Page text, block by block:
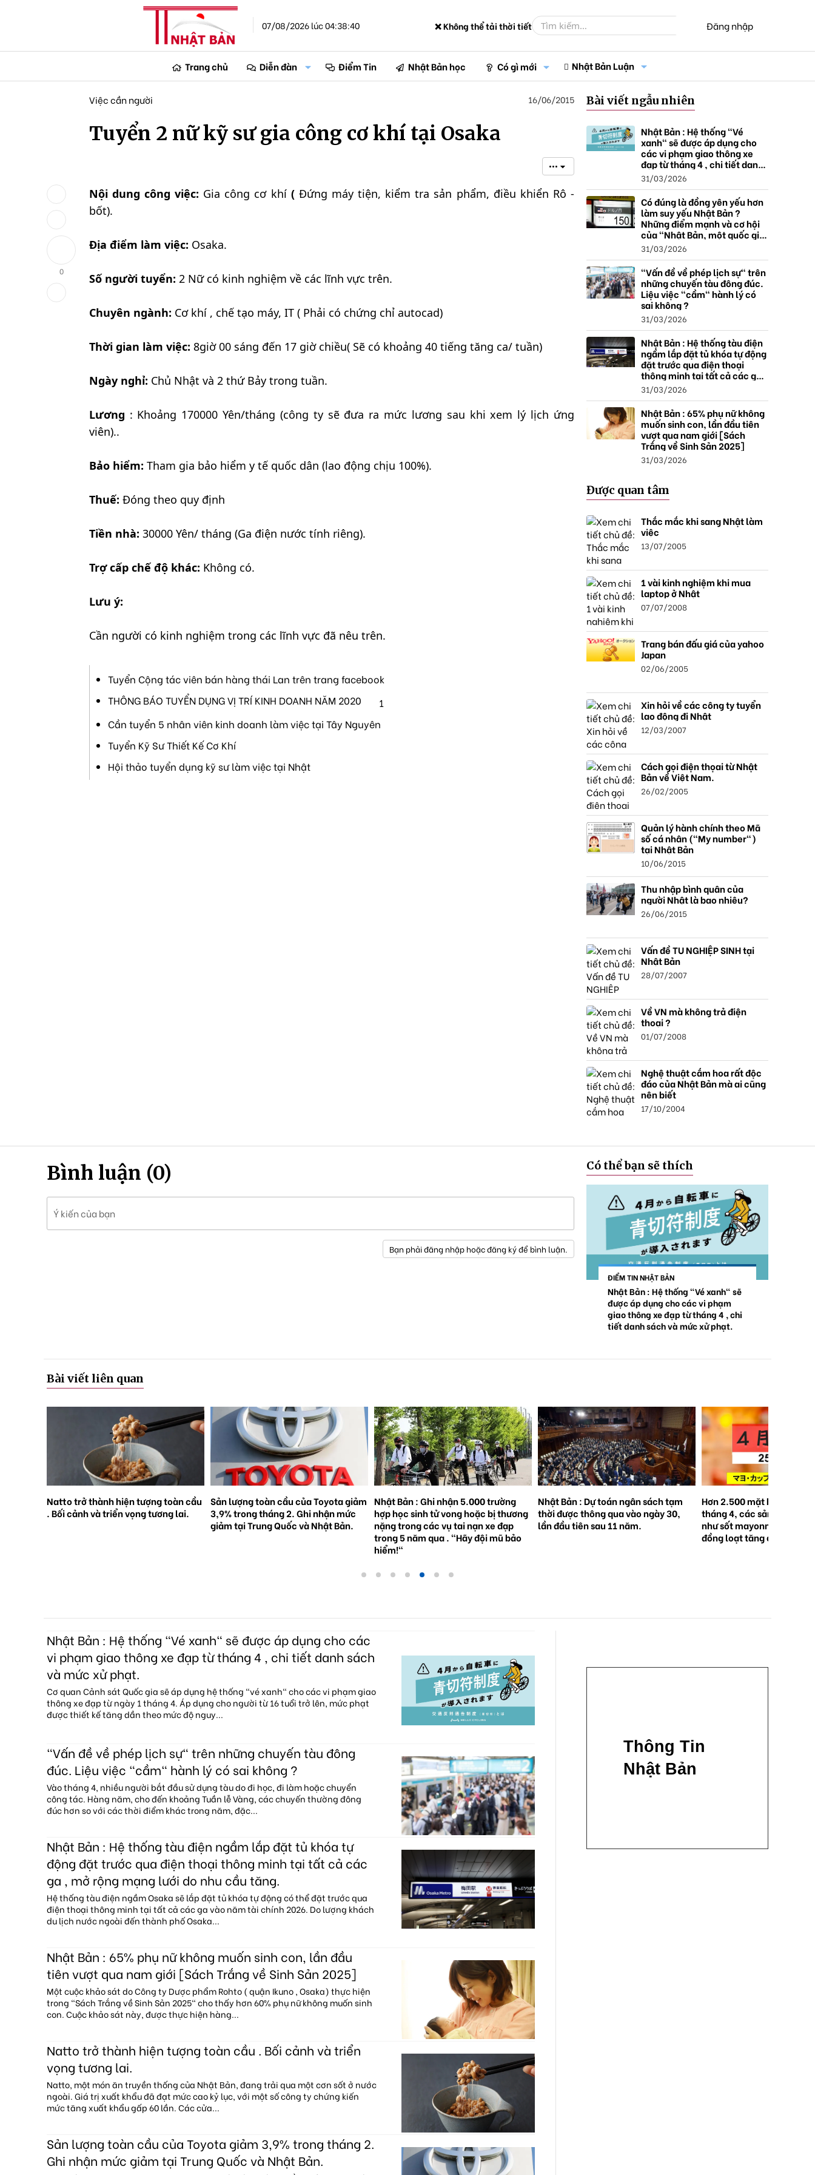
07/08/2026 lúc 04:38:40 ❌ Không thể tải thời tiết Đăng nhập
Trang chủ Diễn đàn Điểm Tin Nhật Bản học Có gì mới Nhật Bản Luận
0
Việc cần người 16/06/2015
Tuyển 2 nữ kỹ sư gia công cơ khí tại Osaka
•••
Nội dung công việc: Gia công cơ khí(Đứng máy tiện, kiểm tra sản phẩm, điều khiển Rô -
bốt).
Địa điểm làm việc: Osaka.
Số người tuyển: 2 Nữ có kinh nghiệm về các lĩnh vực trên.
Chuyên ngành: Cơ khí , chế tạo máy, IT ( Phải có chứng chỉ autocad)
Thời gian làm việc: 8giờ 00 sáng đến 17 giờ chiều( Sẽ có khoảng 40 tiếng tăng ca/ tuần)
Ngày nghỉ: Chủ Nhật và 2 thứ Bảy trong tuần.
Lương : Khoảng 170000 Yên/tháng (công ty sẽ đưa ra mức lương sau khi xem lý lịch ứng
viên)..
Bảo hiểm: Tham gia bảo hiểm y tế quốc dân (lao động chịu 100%).
Thuế: Đóng theo quy định
Tiền nhà: 30000 Yên/ tháng (Ga điện nước tính riêng).
Trợ cấp chế độ khác: Không có.
Lưu ý:
Cần người có kinh nghiệm trong các lĩnh vực đã nêu trên.
Tuyển Cộng tác viên bán hàng thái Lan trên trang facebook
THÔNG BÁO TUYỂN DỤNG VỊ TRÍ KINH DOANH NĂM 2020
1
Cần tuyển 5 nhân viên kinh doanh làm việc tại Tây Nguyên
Tuyển Kỹ Sư Thiết Kế Cơ Khí
Hội thảo tuyển dụng kỹ sư làm việc tại Nhật
Bài viết ngẫu nhiên
Nhật Bản : Hệ thống "Vé
xanh" sẽ được áp dụng cho
các vi phạm giao thông xe
đạp từ tháng 4 , chi tiết danh
sách và mức xử phạt.
31/03/2026
Có đúng là đồng yên yếu hơn
làm suy yếu Nhật Bản ?
Những điểm mạnh và cơ hội
của "Nhật Bản, một quốc gia
thặng dư".
31/03/2026
"Vấn đề về phép lịch sự" trên
những chuyến tàu đông đúc.
Liệu việc "cầm" hành lý có
sai không ?
31/03/2026
Nhật Bản : Hệ thống tàu điện
ngầm lắp đặt tủ khóa tự động
đặt trước qua điện thoại
thông minh tại tất cả các ga ,
mở rộng mạng lưới do nhu
cầu tăng.
31/03/2026
Nhật Bản : 65% phụ nữ không
muốn sinh con, lần đầu tiên
vượt qua nam giới [Sách
Trắng về Sinh Sản 2025]
31/03/2026
Được quan tâm
Thắc mắc khi sang Nhật làm
việc
13/07/2005
1 vài kinh nghiệm khi mua
laptop ở Nhật
07/07/2008
Trang bán đấu giá của yahoo
Japan
02/06/2005
Xin hỏi về các công ty tuyển
lao động đi Nhật
12/03/2007
Cách gọi điện thọai từ Nhật
Bản về Việt Nam.
26/02/2005
Quản lý hành chính theo Mã
số cá nhân ("My number")
tại Nhật Bản
10/06/2015
Thu nhập bình quân của
người Nhật là bao nhiêu?
26/06/2015
Vấn đề TU NGHIỆP SINH tại
Nhật Bản
28/07/2007
Về VN mà không trả điện
thoại ?
01/07/2008
Nghệ thuật cắm hoa rất độc
đáo của Nhật Bản mà ai cũng
nên biết
17/10/2004
Bình luận (0)
Ý kiến của bạn
Bạn phải đăng nhập hoặc đăng ký để bình luận.
Có thể bạn sẽ thích
ĐIỂM TIN NHẬT BẢN
Nhật Bản : Hệ thống "Vé xanh" sẽ
được áp dụng cho các vi phạm
giao thông xe đạp từ tháng 4 , chi
tiết danh sách và mức xử phạt.
Bài viết liên quan
Natto trở thành hiện tượng toàn cầu
. Bối cảnh và triển vọng tương lai.
Sản lượng toàn cầu của Toyota giảm
3,9% trong tháng 2. Ghi nhận mức
giảm tại Trung Quốc và Nhật Bản.
Nhật Bản : Ghi nhận 5.000 trường
hợp học sinh tử vong hoặc bị thương
nặng trong các vụ tai nạn xe đạp
trong 5 năm qua . "Hãy đội mũ bảo
hiểm!"
Nhật Bản : Dự toán ngân sách tạm
thời được thông qua vào ngày 30,
lần đầu tiên sau 11 năm.
Hơn 2.500 mặt hàng tăng
tháng 4, các sản phẩm
như sốt mayonnaise và
đồng loạt tăng giá.
Nhật Bản : Hệ thống "Vé xanh" sẽ được áp dụng cho các
vi phạm giao thông xe đạp từ tháng 4 , chi tiết danh sách
và mức xử phạt.
Cơ quan Cảnh sát Quốc gia sẽ áp dụng hệ thống "vé xanh" cho các vi phạm giao
thông xe đạp từ ngày 1 tháng 4. Áp dụng cho người từ 16 tuổi trở lên, mức phạt
được thiết kế tăng dần theo mức độ nguy...
"Vấn đề về phép lịch sự" trên những chuyến tàu đông
đúc. Liệu việc "cầm" hành lý có sai không ?
Vào tháng 4, nhiều người bắt đầu sử dụng tàu do đi học, đi làm hoặc chuyển
công tác. Hàng năm, cho đến khoảng Tuần lễ Vàng, các chuyến thường đông
đúc hơn so với các thời điểm khác trong năm, đặc...
Nhật Bản : Hệ thống tàu điện ngầm lắp đặt tủ khóa tự
động đặt trước qua điện thoại thông minh tại tất cả các
ga , mở rộng mạng lưới do nhu cầu tăng.
Hệ thống tàu điện ngầm Osaka sẽ lắp đặt tủ khóa tự động có thể đặt trước qua
điện thoại thông minh tại tất cả các ga vào năm tài chính 2026. Do lượng khách
du lịch nước ngoài đến thành phố Osaka...
Nhật Bản : 65% phụ nữ không muốn sinh con, lần đầu
tiên vượt qua nam giới [Sách Trắng về Sinh Sản 2025]
Một cuộc khảo sát do Công ty Dược phẩm Rohto ( quận Ikuno , Osaka) thực hiện
trong "Sách Trắng về Sinh Sản 2025" cho thấy hơn 60% phụ nữ không muốn sinh
con. Cuộc khảo sát này, được thực hiện hàng...
Natto trở thành hiện tượng toàn cầu . Bối cảnh và triển
vọng tương lai.
Natto, một món ăn truyền thống của Nhật Bản, đang trải qua một cơn sốt ở nước
ngoài. Giá trị xuất khẩu đã đạt mức cao kỷ lục, với một số công ty chứng kiến
mức tăng xuất khẩu gấp 60 lần. Các cửa...
Sản lượng toàn cầu của Toyota giảm 3,9% trong tháng 2.
Ghi nhận mức giảm tại Trung Quốc và Nhật Bản.
Thông Tin
Nhật Bản